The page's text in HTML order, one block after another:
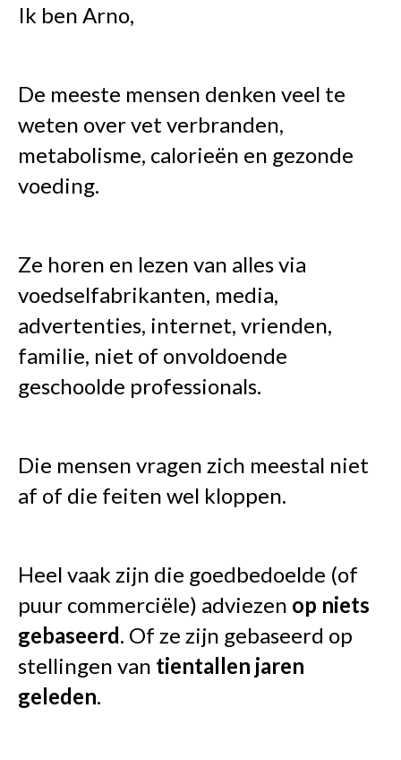
Ik ben Arno,
De meeste mensen denken veel te
weten over vet verbranden,
metabolisme, calorieën en gezonde
voeding.
Ze horen en lezen van alles via
voedselfabrikanten, media,
advertenties, internet, vrienden,
familie, niet of onvoldoende
geschoolde professionals.
Die mensen vragen zich meestal niet
af of die feiten wel kloppen.
Heel vaak zijn die goedbedoelde (of
puur commerciële) adviezen op niets
gebaseerd. Of ze zijn gebaseerd op
stellingen van tientallen jaren
geleden.